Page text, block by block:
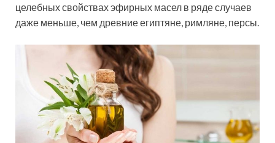
целебных свойствах эфирных масел в ряде случаев
даже меньше, чем древние египтяне, римляне, персы.